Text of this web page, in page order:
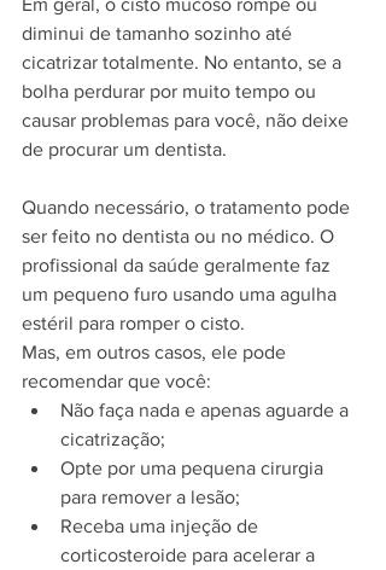
diminui de tamanho sozinho até
cicatrizar totalmente. No entanto, se a
bolha perdurar por muito tempo ou
causar problemas para você, não deixe
de procurar um dentista.
Quando necessário, o tratamento pode
ser feito no dentista ou no médico. O
profissional da saúde geralmente faz
um pequeno furo usando uma agulha
estéril para romper o cisto.
Mas, em outros casos, ele pode
recomendar que você:
Não faça nada e apenas aguarde a
cicatrização;
Opte por uma pequena cirurgia
para remover a lesão;
Receba uma injeção de
corticosteroide para acelerar a